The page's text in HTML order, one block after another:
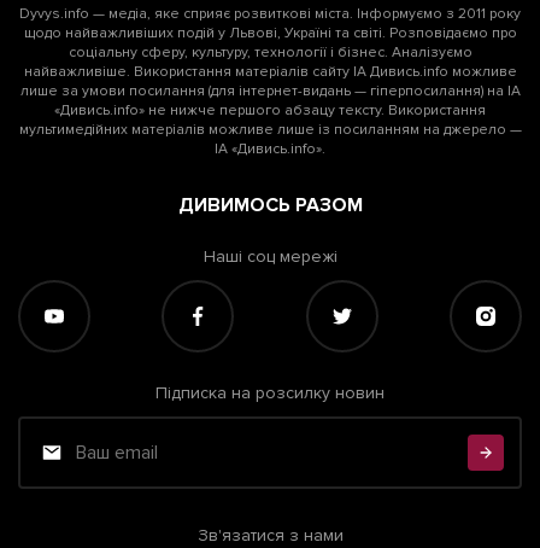
Dyvys.info — медіа, яке сприяє розвиткові міста. Інформуємо з 2011 року
щодо найважливіших подій у Львові, Україні та світі. Розповідаємо про
соціальну сферу, культуру, технології і бізнес. Аналізуємо
найважливіше. Використання матеріалів сайту ІА Дивись.info можливе
лише за умови посилання (для інтернет-видань — гіперпосилання) на ІА
«Дивись.info» не нижче першого абзацу тексту. Використання
мультимедійних матеріалів можливе лише із посиланням на джерело —
ІА «Дивись.info».
ДИВИМОСЬ РАЗОМ
Наші соц мережі
Підписка на розсилку новин
Зв'язатися з нами